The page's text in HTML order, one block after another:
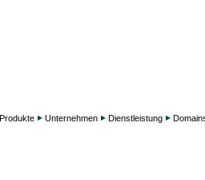
Produkte Unternehmen Dienstleistung